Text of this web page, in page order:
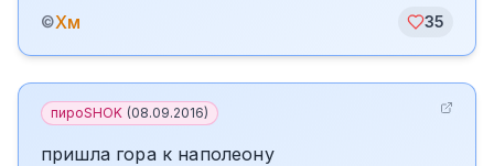
©Хм 35
пироSHOK (08.09.2016)
пришла гора к наполеону